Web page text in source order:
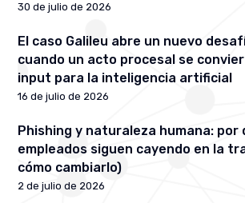
30 de julio de 2026
El caso Galileu abre un nuevo
cuando un acto procesal se
input para la inteligencia artificial
16 de julio de 2026
Phishing y naturaleza humana: por
empleados siguen cayendo en la
cómo cambiarlo)
2 de julio de 2026